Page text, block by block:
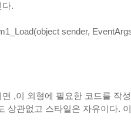
다.
sender,
,이 외형에 필요한 코드를 작
상관없고 스타일은 자유이다.